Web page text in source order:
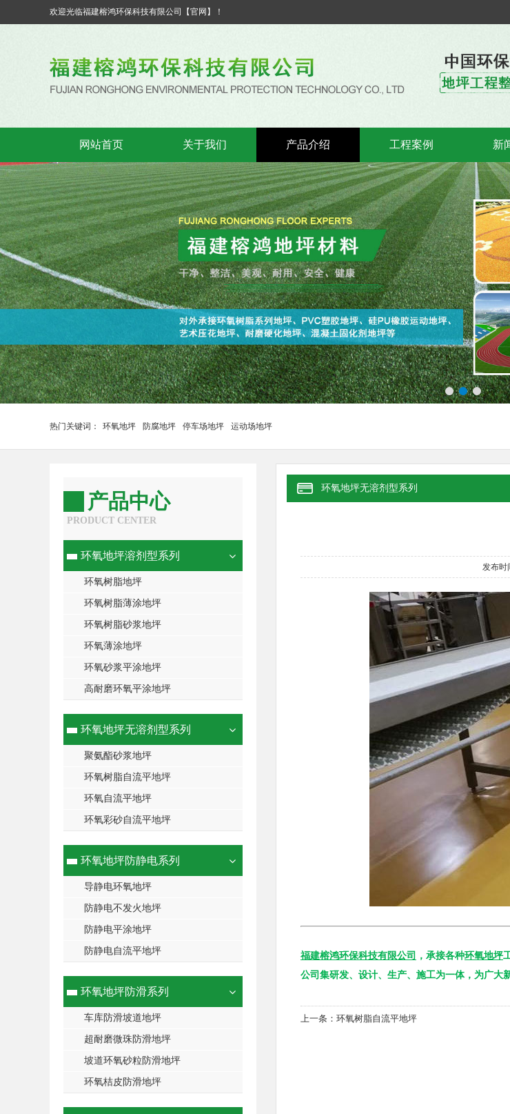
欢迎光临福建榕鸿环保科技有限公司【官网】！
网站首页 关于我们 产品介绍 工程案例 新
热门关键词： 环氧地坪 防腐地坪 停车场地坪 运动场地坪
产品中心
PRODUCT CENTER
环氧地坪溶剂型系列
环氧树脂地坪
环氧树脂薄涂地坪
环氧树脂砂浆地坪
环氧薄涂地坪
环氧砂浆平涂地坪
高耐磨环氧平涂地坪
环氧地坪无溶剂型系列
聚氨酯砂浆地坪
环氧树脂自流平地坪
环氧自流平地坪
环氧彩砂自流平地坪
环氧地坪防静电系列
导静电环氧地坪
防静电不发火地坪
防静电平涂地坪
防静电自流平地坪
环氧地坪防滑系列
车库防滑坡道地坪
超耐磨微珠防滑地坪
坡道环氧砂粒防滑地坪
环氧桔皮防滑地坪
环氧地坪无溶剂型系列
发布
福建榕鸿环保科技有限公司 ，承接各种环氧地坪
公司集研发、设计、生产、施工为一体，为广大
上一条： 环氧树脂自流平地坪